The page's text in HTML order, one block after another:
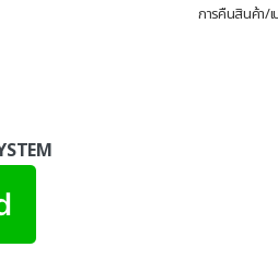
การคืนสินค้า/